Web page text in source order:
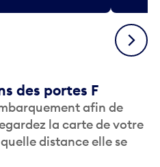
Suivant
des portes F
afin de
la carte de votre
distance elle se